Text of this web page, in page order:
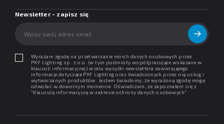
Newsletter - zapisz się
Wyrażam zgodę na przetwarzanie moich danych osobowych przez
PXF Lighting sp. z o.o. (w tym podmioty współpracujące wskazane w
klauzuli informacyjnej) w celu wysyłki newslettera zawierającego
informacje dotyczące PXF Lighting oraz świadczonych przez nią usług i
wytwarzanych produktów. Jestem świadomy, że wyrażoną zgodę mogę
odwołać w dowolnym momencie. Oświadczam, że zapoznałem się z
"Klauzulą informacyjną w zakresie ochrony danych osobowych".